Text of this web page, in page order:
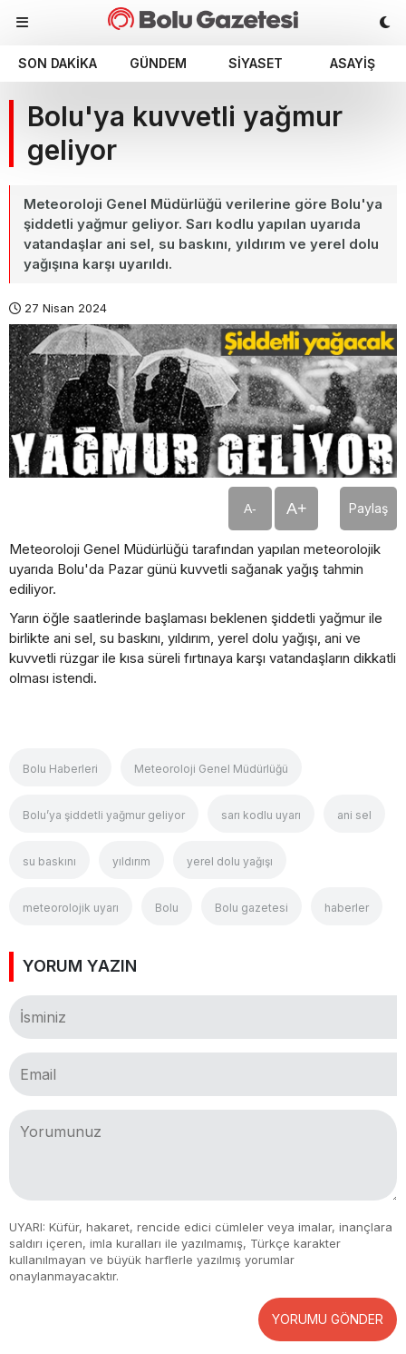
SON DAKIKA GÜNDEM SIYASET ASAYIŞ
Bolu'ya kuvvetli yağmur
geliyor
Meteoroloji Genel Müdürlüğü verilerine göre Bolu'ya
şiddetli yağmur geliyor. Sarı kodlu yapılan uyarıda
vatandaşlar ani sel, su baskını, yıldırım ve yerel dolu
yağışına karşı uyarıldı.
27 Nisan 2024
A- A+ Paylaş
Meteoroloji Genel Müdürlüğü tarafından yapılan meteorolojik
uyarıda Bolu'da Pazar günü kuvvetli sağanak yağış tahmin
ediliyor.
Yarın öğle saatlerinde başlaması beklenen şiddetli yağmur ile
birlikte ani sel, su baskını, yıldırım, yerel dolu yağışı, ani ve
kuvvetli rüzgar ile kısa süreli fırtınaya karşı vatandaşların dikkatli
olması istendi.
Bolu Haberleri Meteoroloji Genel Müdürlüğü
Bolu’ya şiddetli yağmur geliyor sarı kodlu uyarı ani sel
su baskını yıldırım yerel dolu yağışı
meteorolojik uyarı Bolu Bolu gazetesi haberler
YORUM YAZIN
UYARI: Küfür, hakaret, rencide edici cümleler veya imalar, inançlara
saldırı içeren, imla kuralları ile yazılmamış, Türkçe karakter
kullanılmayan ve büyük harflerle yazılmış yorumlar
onaylanmayacaktır.
YORUMU GÖNDER